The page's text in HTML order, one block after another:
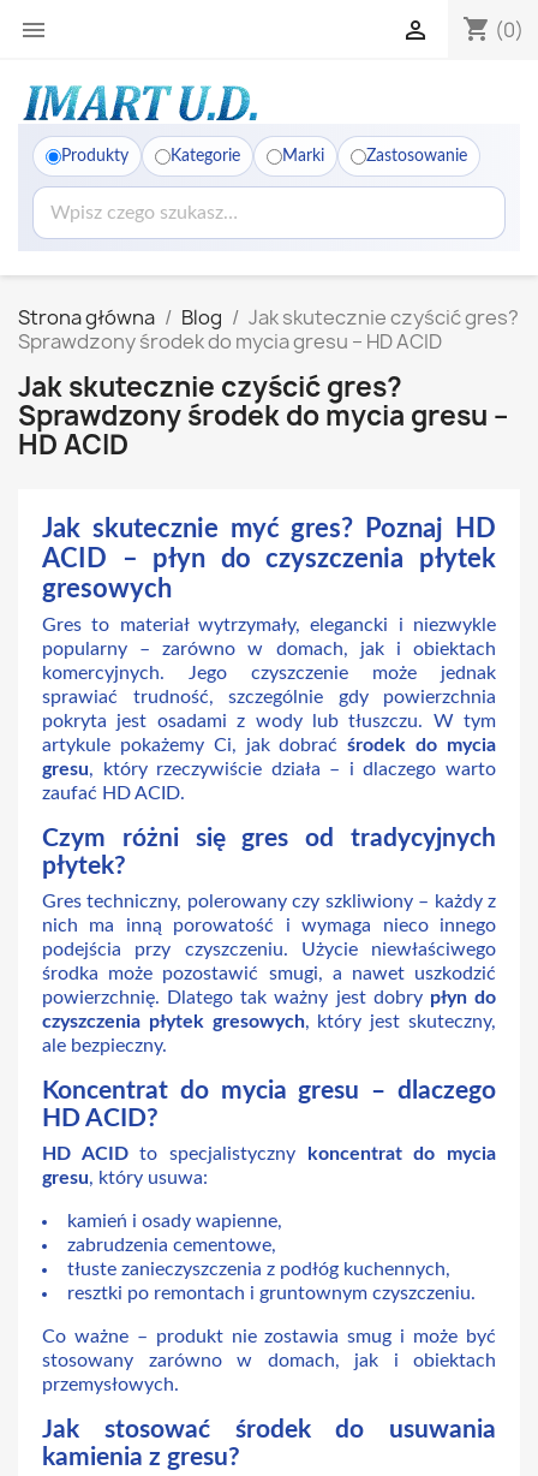
 shopping_cart (0)

Produkty Kategorie Marki Zastosowanie
Strona główna Blog
Jak skutecznie czyścić gres?
Sprawdzony środek do mycia gresu – HD ACID
Jak skutecznie czyścić gres?
Sprawdzony środek do mycia gresu –
HD ACID
Jak skutecznie myć gres? Poznaj HD
ACID – płyn do czyszczenia płytek
gresowych
Gres to materiał wytrzymały, elegancki i niezwykle
popularny – zarówno w domach, jak i obiektach
komercyjnych. Jego czyszczenie może jednak
sprawiać trudność, szczególnie gdy powierzchnia
pokryta jest osadami z wody lub tłuszczu. W tym
artykule pokażemy Ci, jak dobraćśrodek do mycia
gresu, który rzeczywiście działa – i dlaczego warto
zaufać HD ACID.
Czym różni się gres od tradycyjnych
płytek?
Gres techniczny, polerowany czy szkliwiony – każdy z
nich ma inną porowatość i wymaga nieco innego
podejścia przy czyszczeniu. Użycie niewłaściwego
środka może pozostawić smugi, a nawet uszkodzić
powierzchnię. Dlatego tak ważny jest dobry płyn do
czyszczenia płytek gresowych, który jest skuteczny,
ale bezpieczny.
Koncentrat do mycia gresu – dlaczego
HD ACID?
HD ACIDto specjalistyczny
koncentrat do mycia
gresu, który usuwa:
kamień i osady wapienne,
zabrudzenia cementowe,
tłuste zanieczyszczenia z podłóg kuchennych,
resztki po remontach i gruntownym czyszczeniu.
Co ważne – produkt nie zostawia smug i może być
stosowany zarówno w domach, jak i obiektach
przemysłowych.
Jak stosować środek do usuwania
kamienia z gresu?